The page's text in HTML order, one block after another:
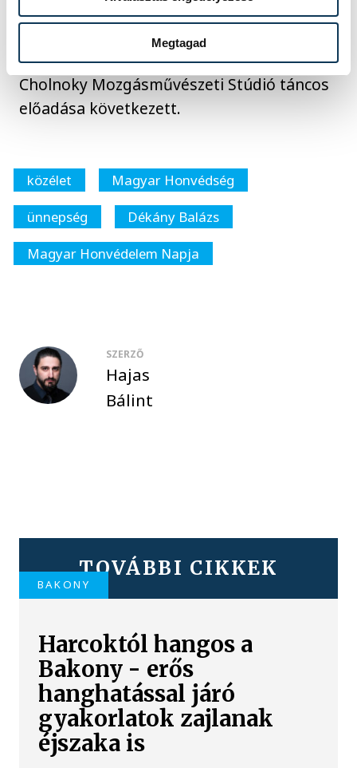
Megtagad
Az ünnepség további részében elöljárói
kitüntetéseket és dicséreteket adtak át az
arra érdemes katonáknak, majd a
Cholnoky Mozgásművészeti Stúdió táncos
előadása következett.
közélet
Magyar Honvédség
ünnepség
Dékány Balázs
Magyar Honvédelem Napja
SZERZŐ
Hajas
Bálint
TOVÁBBI CIKKEK
BAKONY
Harcoktól hangos a
Bakony - erős
hanghatással járó
gyakorlatok zajlanak
éjszaka is